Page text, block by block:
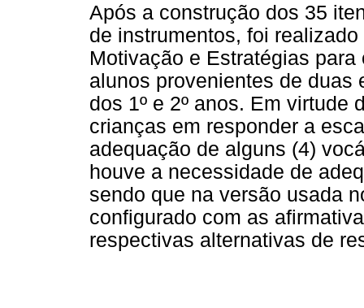
Após a construção dos 35
de instrumentos, foi
Motivação e Estratégias
alunos provenientes de duas
dos 1º e 2º anos. Em virtude
crianças em responder a
adequação de alguns (4)
houve a necessidade de
sendo que na versão usada
configurado com as
respectivas alternativas de